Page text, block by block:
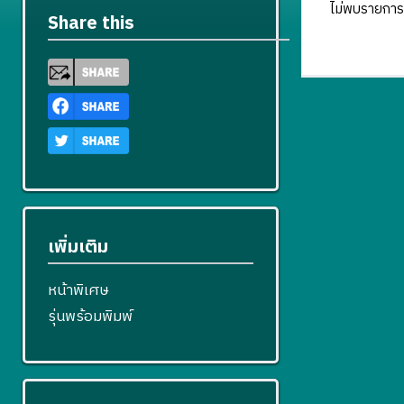
ไม่พบรายกา
Share this
เพิ่มเติม
หน้าพิเศษ
รุ่นพร้อมพิมพ์